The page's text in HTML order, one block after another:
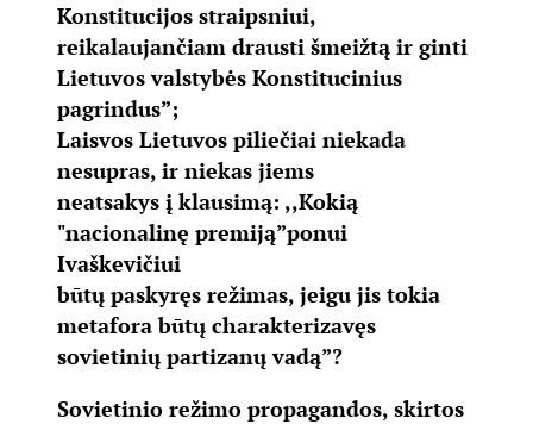
Konstitucijos straipsniui,
reikalaujančiam drausti šmeižtą ir ginti
Lietuvos valstybės Konstitucinius
pagrindus”;
Laisvos Lietuvos piliečiai niekada
nesupras, ir niekas jiems
neatsakys į klausimą: ,,Kokią
"nacionalinę premiją”ponui
Ivaškevičiui
būtų paskyręs režimas, jeigu jis tokia
metafora būtų charakterizavęs
sovietinių partizanų vadą”?
Sovietinio režimo propagandos, skirtos